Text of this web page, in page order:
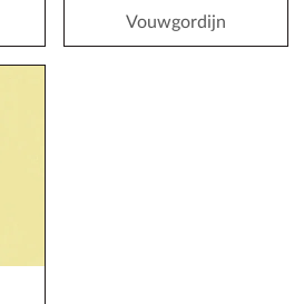
Vouwgordijn